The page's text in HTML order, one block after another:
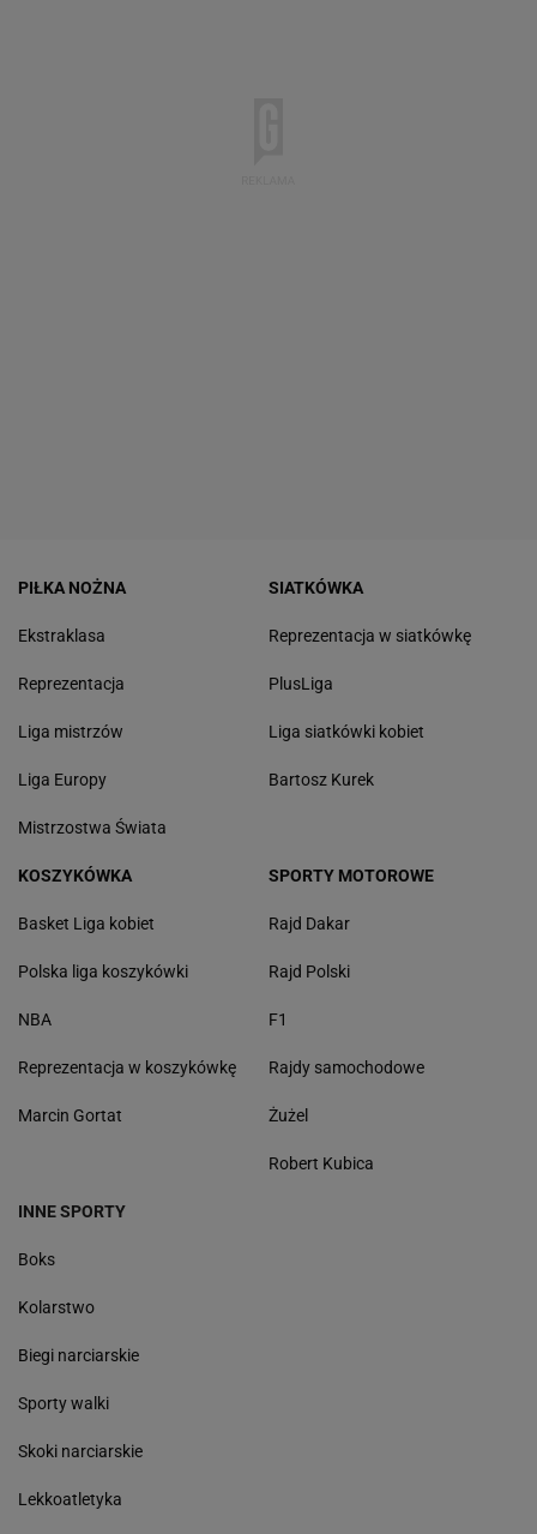
PIŁKA NOŻNA
Ekstraklasa
Reprezentacja
Liga mistrzów
Liga Europy
Mistrzostwa Świata
SIATKÓWKA
Reprezentacja w siatkówkę
PlusLiga
Liga siatkówki kobiet
Bartosz Kurek
KOSZYKÓWKA
Basket Liga kobiet
Polska liga koszykówki
NBA
Reprezentacja w koszykówkę
Marcin Gortat
SPORTY MOTOROWE
Rajd Dakar
Rajd Polski
F1
Rajdy samochodowe
Żużel
Robert Kubica
INNE SPORTY
Boks
Kolarstwo
Biegi narciarskie
Sporty walki
Skoki narciarskie
Lekkoatletyka